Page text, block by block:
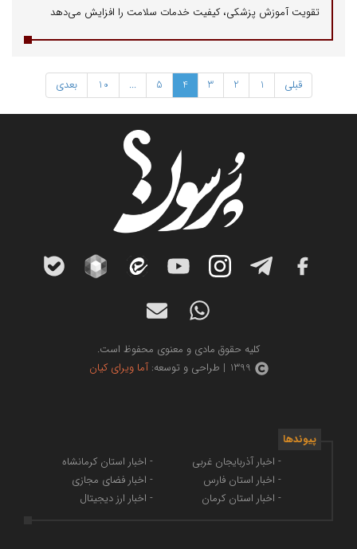
تقویت آموزش پزشکی، کیفیت خدمات سلامت را افزایش می‌دهد
قبلی 1
2
3
4
5
...
10 بعدی
کلیه حقوق مادی و معنوی محفوظ است.
1399 | طراحی و توسعه:
آما ویرای کیان
پیوندها
- اخبار آذربایجان غربی
- اخبار استان فارس
- اخبار استان کرمان
- اخبار استان کرمانشاه
- اخبار فضای مجازی
- اخبار ارز دیجیتال